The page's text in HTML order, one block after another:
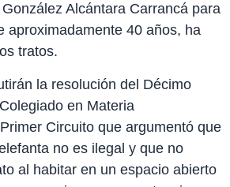
Alcántara Carrancá para
aproximadamente 40 años, ha
tratos.
la resolución del Décimo
en Materia
Circuito que argumentó que
no es ilegal y que no
al habitar en un espacio abierto